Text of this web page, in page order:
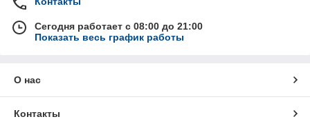
Сегодня работает с 08:00 до 21:00
Показать весь график работы
О нас
Контакты